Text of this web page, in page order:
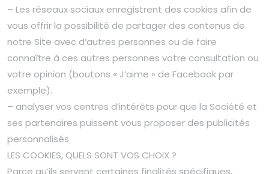
– Les réseaux sociaux enregistrent des cookies afin de
vous offrir la possibilité de partager des contenus de
notre Site avec d’autres personnes ou de faire
connaître à ces autres personnes votre consultation ou
votre opinion (boutons « J’aime » de Facebook par
exemple).
– analyser vos centres d’intérêts pour que la Société et
ses partenaires puissent vous proposer des publicités
personnalisés
LES COOKIES, QUELS SONT VOS CHOIX ?
Parce qu’ils servent certaines finalités spécifiques,